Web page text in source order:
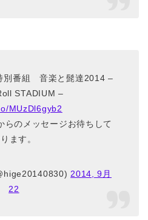
別番組 音楽と髭達2014 –
STADIUM –
MUzDl6gyb2
らのメッセージお待ちして
ます。
2014, 9月
22